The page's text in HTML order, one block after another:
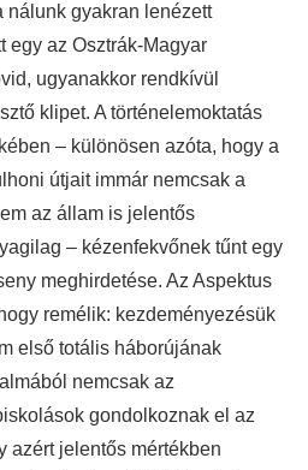
nálunk gyakran lenézett
egy az Osztrák-Magyar
ugyanakkor rendkívül
klipet. A történelemoktatás
– különösen azóta, hogy a
útjait immár nemcsak a
az állam is jelentős
– kézenfekvőnek tűnt egy
meghirdetése. Az Aspektus
remélik: kezdeményezésük
első totális háborújának
nemcsak az
gondolkoznak el az
azért jelentős mértékben